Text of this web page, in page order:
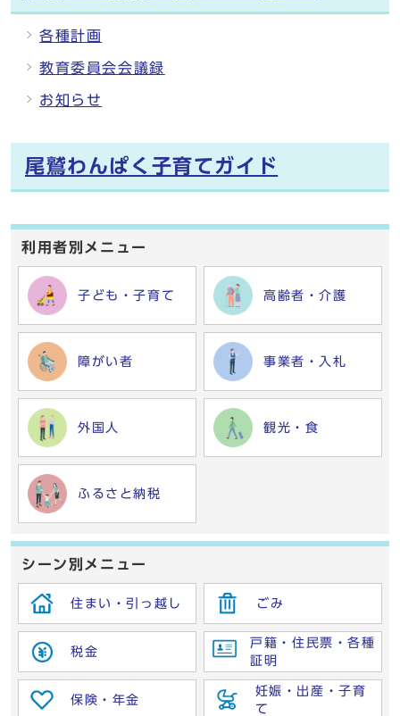
各種計画
教育委員会会議録
お知らせ
尾鷲わんぱく子育てガイド
利用者別メニュー
子ども・子育て 高齢者・介護
障がい者 事業者・入札
外国人 観光・食
ふるさと納税
シーン別メニュー
住まい・引っ越し ごみ
税金
戸籍・住民票・各種
証明
保険・年金
妊娠・出産・子育
て